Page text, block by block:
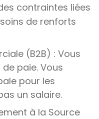
contraintes liées
de renforts
(B2B) : Vous
paie. Vous
pour les
un salaire.
à la Source